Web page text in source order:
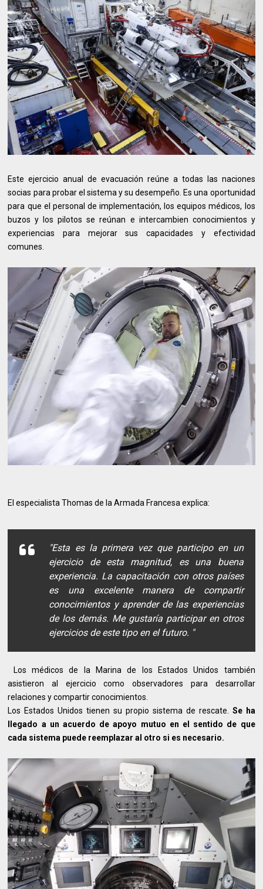
Este ejercicio anual de evacuación reúne a todas las naciones
socias para probar el sistema y su desempeño. Es una oportunidad
para que el personal de implementación, los equipos médicos, los
buzos y los pilotos se reúnan e intercambien conocimientos y
experiencias para mejorar sus capacidades y efectividad
comunes.
El especialista Thomas de la Armada Francesa explica:
"Esta es la primera vez que participo en un
ejercicio de esta magnitud, es una buena
experiencia. La capacitación con otros países
es una excelente manera de compartir
conocimientos y aprender de las experiencias
de los demás. Me gustaría participar en otros
ejercicios de este tipo en el futuro. "
Los médicos de la Marina de los Estados Unidos también
asistieron al ejercicio como observadores para desarrollar
relaciones y compartir conocimientos.
Los Estados Unidos tienen su propio sistema de rescate. Se ha
llegado a un acuerdo de apoyo mutuo en el sentido de que
cada sistema puede reemplazar al otro si es necesario.